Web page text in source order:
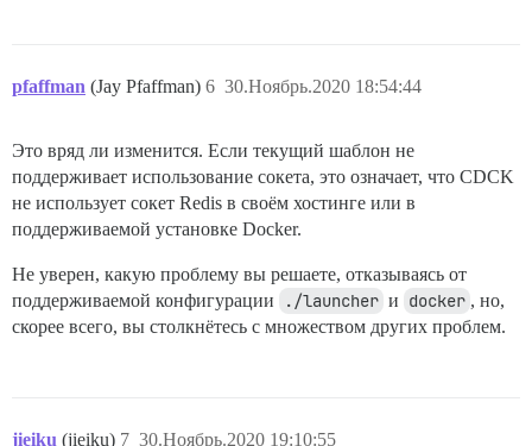
pfaffman (Jay Pfaffman) 30.Ноябрь.2020 18:54:44
6
Это вряд ли изменится. Если текущий шаблон не
поддерживает использование сокета, это означает, что CDCK
не использует сокет Redis в своём хостинге или в
поддерживаемой установке Docker.
Не уверен, какую проблему вы решаете, отказываясь от
поддерживаемой конфигурации
./launcher и docker , но,
скорее всего, вы столкнётесь с множеством других проблем.
jieiku (jieiku) 30.Ноябрь.2020 19:10:55
7